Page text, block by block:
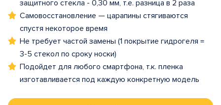
защитного стекла - 0,30 мм, т.е. разница в 2 раза
Самовосстановление — царапины стягиваются
спустя некоторое время
Не требует частой замены (1 покрытие гидрогеля =
3-5 стекол по сроку носки)
Подойдет для любого смартфона, т.к. пленка
изготавливается под каждую конкретную модель